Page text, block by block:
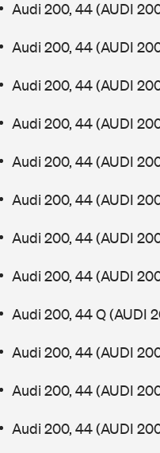
Audi 200, 44 (AUDI
Audi 200, 44 (AUDI
Audi 200, 44 (AUDI
Audi 200, 44 (AUDI
Audi 200, 44 (AUDI
Audi 200, 44 (AUDI
Audi 200, 44 (AUDI
Audi 200, 44 (AUDI
Audi 200, 44 Q (AUDI
Audi 200, 44 (AUDI
Audi 200, 44 (AUDI
Audi 200, 44 (AUDI